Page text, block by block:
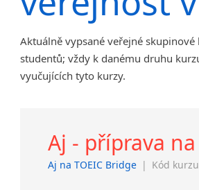
Chrudim
Děčín
Hodonín
Klatovy
Sedlčany
Tišnov
Aktuálně vypsané veřejné
studentů; vždy k danému druhu
vyučujících tyto kurzy.
Aj - příprava
Aj na TOEIC Bridge | Kód kurzu